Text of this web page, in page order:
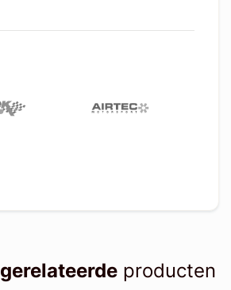
gerelateerdeproducten